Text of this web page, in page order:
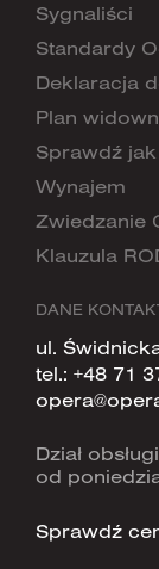
Sygnaliści
Standardy
Deklaracja
Plan
Sprawdź
Wynajem
Zwiedzanie
Klauzula
DANE
ul.
tel.: +48 71
Dział
od
Sprawdź